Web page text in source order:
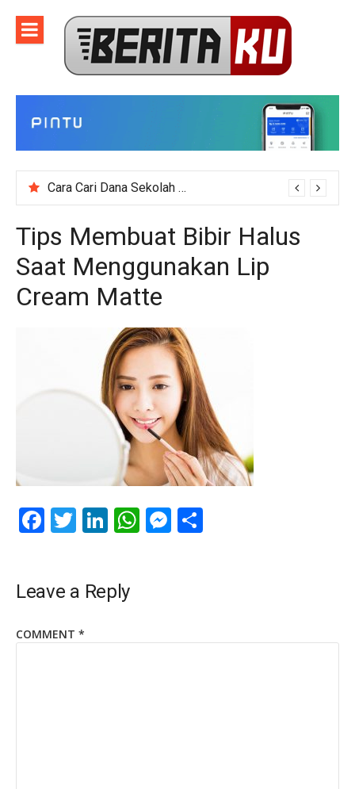
content
Cara Cari Dana Sekolah untuk Event Kegiatan Skala Besar
Tips Membuat Bibir Halus
Saat Menggunakan Lip
Cream Matte
Facebook
Twitter
LinkedIn
WhatsApp
Messenger
Leave a Reply
COMMENT *